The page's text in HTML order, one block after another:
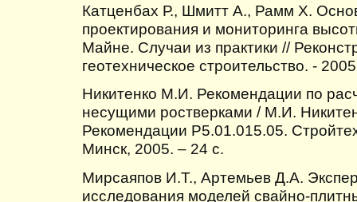
Катценбах Р., Шмитт А., Рамм Х.
проектирования и мониторинга
Майне. Случаи из практики //
геотехническое строительство. -
Никитенко М.И. Рекомендации по
несущими ростверками / М.И.
Рекомендации Р5.01.015.05.
Минск, 2005. – 24 с.
Мирсаяпов И.Т., Артемьев Д.А.
исследования моделей свайно-